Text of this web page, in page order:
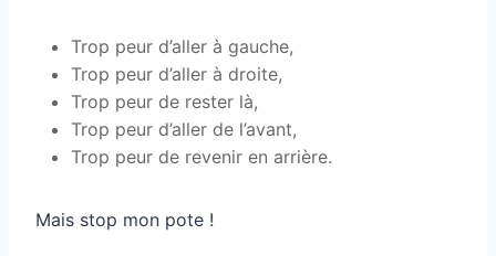
Trop peur d’aller à gauche,
Trop peur d’aller à droite,
Trop peur de rester là,
Trop peur d’aller de l’avant,
Trop peur de revenir en arrière.
Mais stop mon pote !